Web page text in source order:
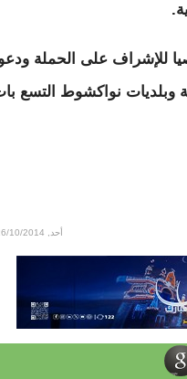
للإشراف على الحملة
وبلديات نواكشوط التسع
أحد, 26/10/2014 - 12:26